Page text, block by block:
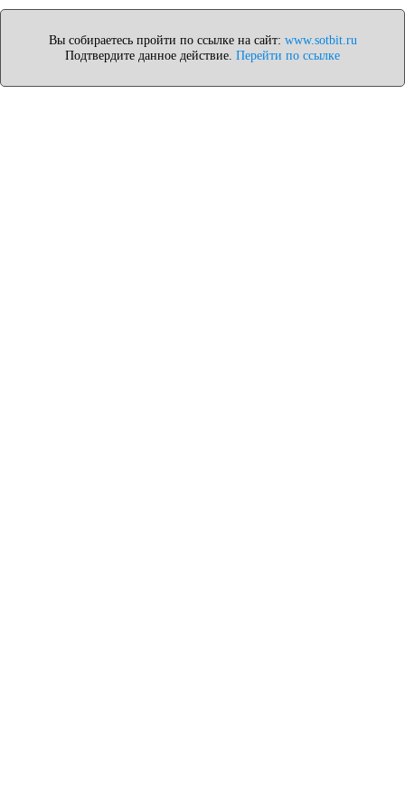
Вы собираетесь пройти по ссылке на сайт: www.sotbit.ru
Подтвердите данное действие. Перейти по ссылке